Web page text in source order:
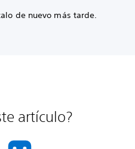
de nuevo más tarde.
artículo?